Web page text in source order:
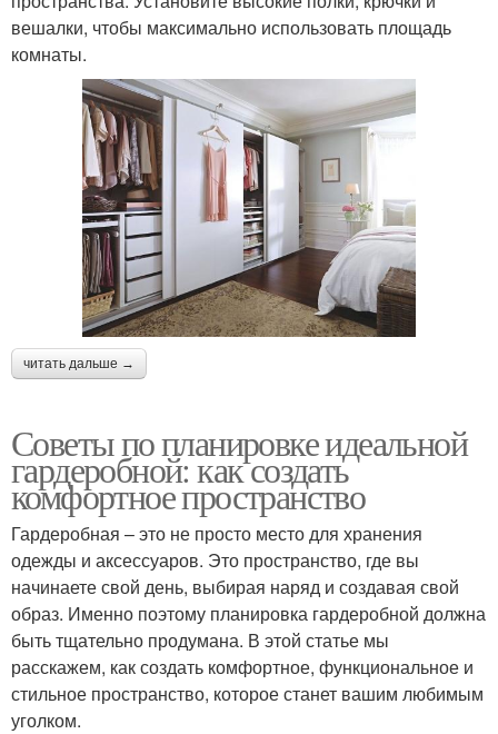
вешалки, чтобы максимально использовать площадь
комнаты.
читать дальше →
Советы по планировке идеальной
гардеробной: как создать
комфортное пространство
Гардеробная – это не просто место для хранения
одежды и аксессуаров. Это пространство, где вы
начинаете свой день, выбирая наряд и создавая свой
образ. Именно поэтому планировка гардеробной должна
быть тщательно продумана. В этой статье мы
расскажем, как создать комфортное, функциональное и
стильное пространство, которое станет вашим любимым
уголком.